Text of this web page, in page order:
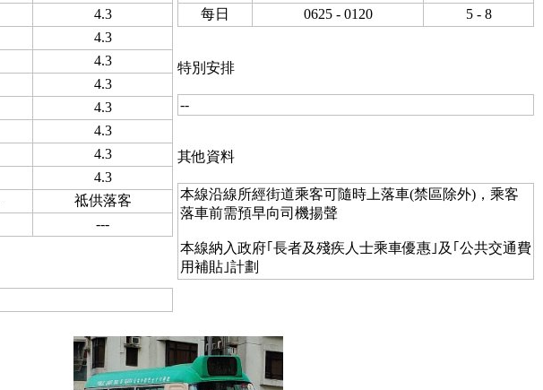
4.3
4.3
4.3
4.3
4.3
4.3
4.3
4.3
祗供落客
---
每日
0625 - 0120 5 - 8
特別安排
--
其他資料
本線沿線所經街道乘客可隨時上落車(禁區除外)，乘客
落車前需預早向司機揚聲
本線納入政府｢長者及殘疾人士乘車優惠｣及｢公共交通費
用補貼｣計劃